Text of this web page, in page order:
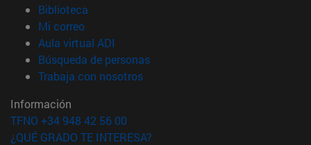
Biblioteca
Mi correo(abre en nueva ventana)
Aula virtual ADI
Búsqueda de personas(abre en nueva ventana)
Trabaja con nosotros(abre en nueva ventana)
Información
TFNO +34 948 42 56 00
¿QUÉ GRADO TE INTERESA?